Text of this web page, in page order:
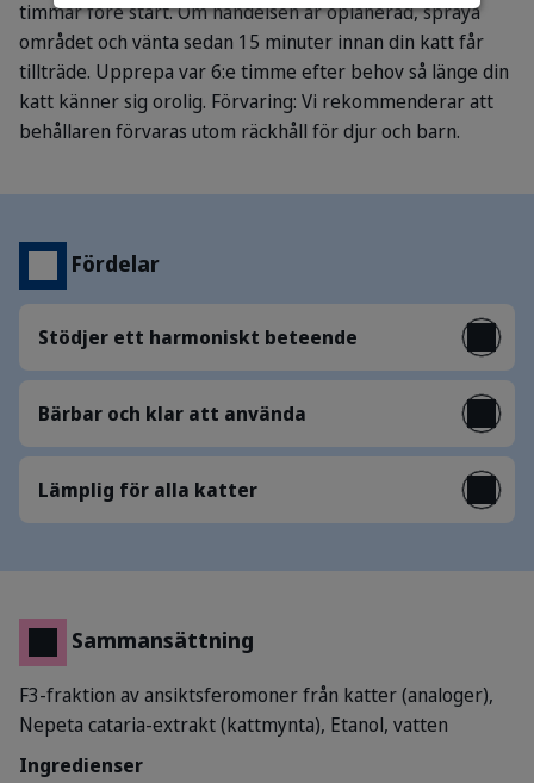
timmar före start. Om händelsen är oplanerad, spraya
området och vänta sedan 15 minuter innan din katt får
tillträde. Upprepa var 6:e timme efter behov så länge din
katt känner sig orolig. Förvaring: Vi rekommenderar att
behållaren förvaras utom räckhåll för djur och barn.
Fördelar
Stödjer ett harmoniskt beteende
Bärbar och klar att använda
Lämplig för alla katter
Sammansättning
F3-fraktion av ansiktsferomoner från katter (analoger),
Nepeta cataria-extrakt (kattmynta), Etanol, vatten
Ingredienser